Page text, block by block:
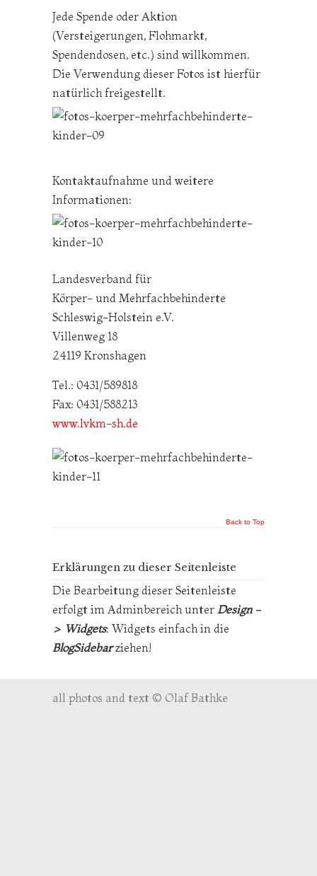
Jede Spende oder Aktion
(Versteigerungen, Flohmarkt,
Spendendosen, etc.) sind willkommen.
Die Verwendung dieser Fotos ist hierfür
natürlich freigestellt.
Kontaktaufnahme und weitere
Informationen:
Landesverband für
Körper- und Mehrfachbehinderte
Schleswig-Holstein e.V.
Villenweg 18
24119 Kronshagen
Tel.: 0431/589818
Fax: 0431/588213
www.lvkm-sh.de
Back to Top
Erklärungen zu dieser Seitenleiste
Die Bearbeitung dieser Seitenleiste
erfolgt im Adminbereich unter Design -
> Widgets: Widgets einfach in die
BlogSidebarziehen!
all photos and text © Olaf Bathke